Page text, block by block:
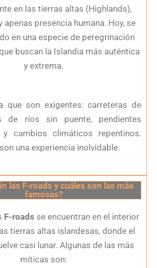
en las tierras altas (Highlands),
apenas presencia humana. Hoy, se
en una especie de peregrinación
buscan la Islandia más auténtica
y extrema.
que son exigentes: carreteras de
de ríos sin puente, pendientes
y cambios climáticos repentinos.
una experiencia inolvidable.
las F-roads y cuáles son las más
famosas?
F-roads se encuentran en el interior
tierras altas islandesas, donde el
casi lunar. Algunas de las más
míticas son: